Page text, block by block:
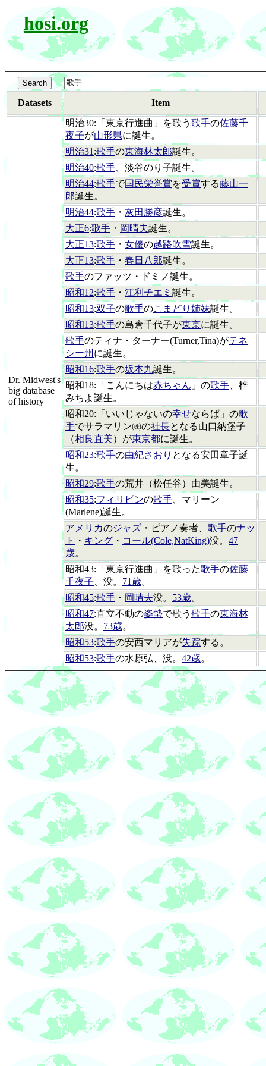
hosi.org
Datasets Item
Dr. Midwest's
big database
of history
明治30:「東京行進曲」を歌う 歌手の佐藤千
夜子が山形県に誕生。
明治31 :歌手の東海林太郎誕生。
明治40:歌手 、淡谷のり子誕生。
明治44:歌手で国民栄誉賞を受賞する藤山一
郎誕生。
明治44:歌手 ・ 灰田勝彦誕生。
大正6:歌手 ・ 岡晴夫誕生。
大正13:歌手 ・ 女優の越路吹雪誕生。
大正13:歌手 ・ 春日八郎誕生。
歌手のファッツ・ドミノ誕生。
昭和12:歌手 ・ 江利チエミ 誕生。
昭和13:双子の歌手のこまどり姉妹誕生。
昭和13:歌手の島倉千代子が東京に誕生。
歌手のティナ・ターナー(Turner,Tina)がテネ
シー州 に誕生。
昭和16:歌手の坂本九誕生。
昭和18:「こんにちは赤ちゃん 」の歌手 、梓
みちよ誕生。
昭和20:「いいじゃないの幸せならば」の歌
手でサラマリン㈱の社長となる山口納堡子
（相良直美）が東京都に誕生。
昭和23:歌手の由紀さおり となる安田章子誕
生。
昭和29:歌手の荒井（松任谷）由美誕生。
昭和35:フィリピンの歌手 、マリーン
(Marlene)誕生。
アメリカのジャズ ・ピアノ奏者、 歌手のナッ
ト
・ キング ・ コール(Cole,NatKing)没。 47
歳。
昭和43:「東京行進曲」を歌った歌手の佐藤
千夜子 、没。 71歳。
昭和45:歌手 ・ 岡晴夫没。 53歳。
昭和47:直立不動の姿勢で歌う 歌手の東海林
太郎没。 73歳。
昭和53:歌手の安西マリアが失踪する。
昭和53:歌手の水原弘、没。 42歳。